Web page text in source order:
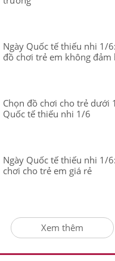
Ngày Quốc tế thiếu nhi 1/
đồ chơi trẻ em không đảm
Chọn đồ chơi cho trẻ dưới
Quốc tế thiếu nhi 1/6
Ngày Quốc tế thiếu nhi 1/
chơi cho trẻ em giá rẻ
Xem thêm